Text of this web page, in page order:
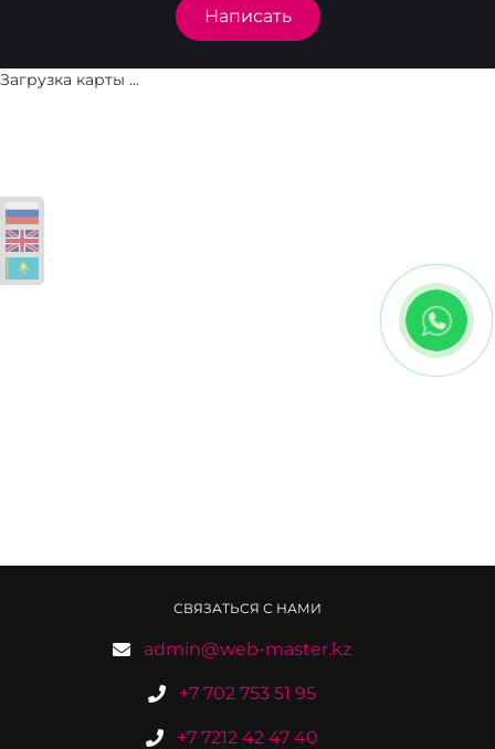
Написать
Загрузка карты ...
СВЯЗАТЬСЯ С НАМИ
admin@web-master.kz
+7 702 753 51 95
+7 7212 42 47 40